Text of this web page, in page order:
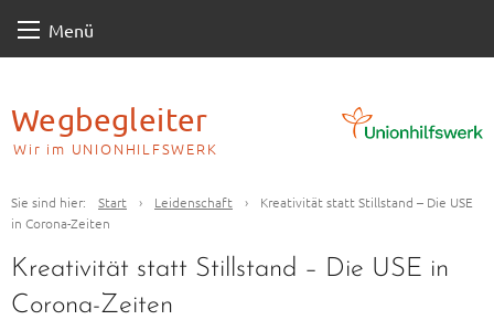
Menü
Wegbegleiter
Wir im UNIONHILFSWERK
Sie sind hier: Start › Leidenschaft ›
Kreativität statt Stillstand – Die USE
in Corona-Zeiten
Kreativität statt Stillstand – Die USE in
Corona-Zeiten